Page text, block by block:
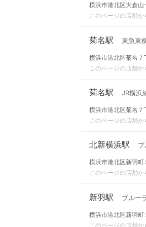
横浜市港北区大倉山
このページの店舗
菊名駅 東急東
横浜市港北区菊名７
このページの店舗か
菊名駅 JR横浜
横浜市港北区菊名７
このページの店舗か
北新横浜駅 ブ
横浜市港北区新羽町
このページの店舗か
新羽駅 ブルー
横浜市港北区新羽町
このページの店舗か